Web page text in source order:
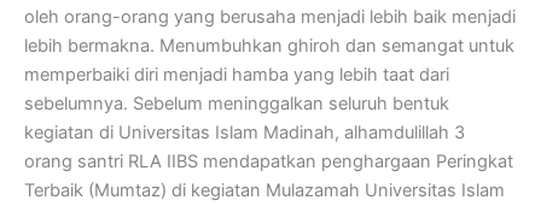
oleh orang-orang yang berusaha menjadi lebih baik menjadi
lebih bermakna. Menumbuhkan ghiroh dan semangat untuk
memperbaiki diri menjadi hamba yang lebih taat dari
sebelumnya. Sebelum meninggalkan seluruh bentuk
kegiatan di Universitas Islam Madinah, alhamdulillah 3
orang santri RLA IIBS mendapatkan penghargaan Peringkat
Terbaik (Mumtaz) di kegiatan Mulazamah Universitas Islam